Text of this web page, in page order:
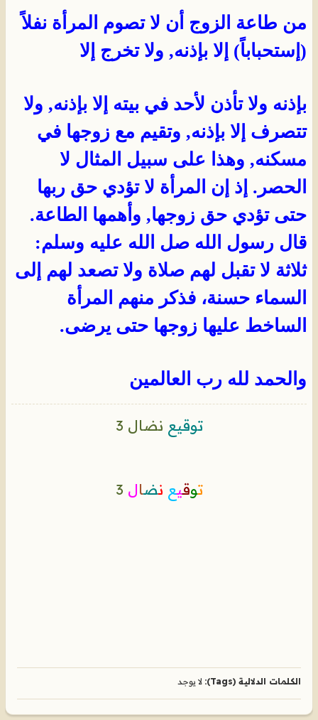
من طاعة الزوج أن لا تصوم المرأة نفلاً
(إستحباباً) إلا بإذنه, ولا تخرج إلا
بإذنه ولا تأذن لأحد في بيته إلا بإذنه, ولا
تتصرف إلا بإذنه, وتقيم مع زوجها في
مسكنه, وهذا على سبيل المثال لا
الحصر. إذ إن المرأة لا تؤدي حق ربها
حتى تؤدي حق زوجها, وأهمها الطاعة.
قال رسول الله صل الله عليه وسلم:
ثلاثة لا تقبل لهم صلاة ولا تصعد لهم إلى
السماء حسنة، فذكر منهم المرأة
الساخط عليها زوجها حتى يرضى.
والحمد لله رب العالمين
توقيع نضال 3
توقيع نضال 3
الكلمات الدلالية (Tags): لا يوجد